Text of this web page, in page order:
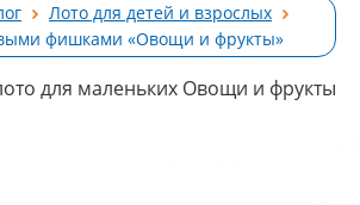
Лото для детей и взрослых
фишками «Овощи и фрукты»